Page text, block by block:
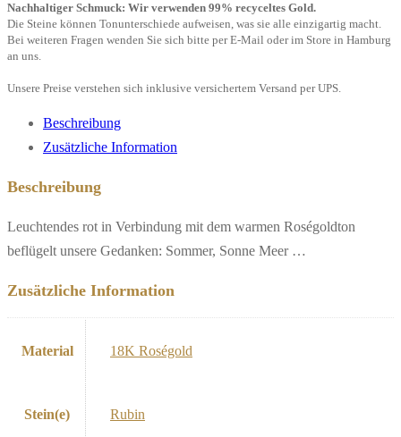
Nachhaltiger Schmuck: Wir verwenden 99% recyceltes Gold.
Die Steine können Tonunterschiede aufweisen, was sie alle einzigartig macht.
Bei weiteren Fragen wenden Sie sich bitte per E-Mail oder im Store in Hamburg
an uns.
Unsere Preise verstehen sich inklusive versichertem Versand per UPS.
Beschreibung
Zusätzliche Information
Beschreibung
Leuchtendes rot in Verbindung mit dem warmen Roségoldton
beflügelt unsere Gedanken: Sommer, Sonne Meer …
Zusätzliche Information
Material 18K Roségold
Stein(e) Rubin